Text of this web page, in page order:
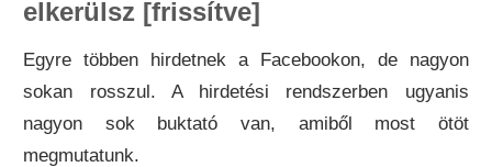
elkerülsz [frissítve]
Egyre többen hirdetnek a Facebookon, de nagyon
sokan rosszul. A hirdetési rendszerben ugyanis
nagyon sok buktató van, amiből most ötöt
megmutatunk.